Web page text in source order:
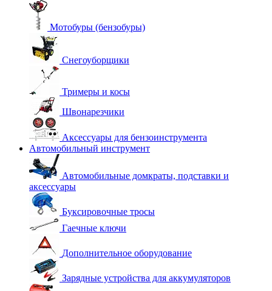
Мотобуры (бензобуры)
Снегоуборщики
Тримеры и косы
Швонарезчики
Аксессуары для бензоинструмента
Автомобильный инструмент
Автомобильные домкраты, подставки и
аксессуары
Буксировочные тросы
Гаечные ключи
Дополнительное оборудование
Зарядные устройства для аккумуляторов